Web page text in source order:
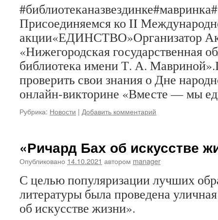
Присоединяемся ко II
акции«ЕДИНСТВО»Организатор
«Нижегородская государственная
библиотека имени Т. А.
проверить свои знания о Дне
онлайн-викторине «Вместе — мы
Рубрика: Новости | Добавить комментарий
«Ричард Бах об искусстве
Опубликовано 14.10.2021 автором manager
С целью популяризации лучших
литературы была проведена
об искусстве жизни».